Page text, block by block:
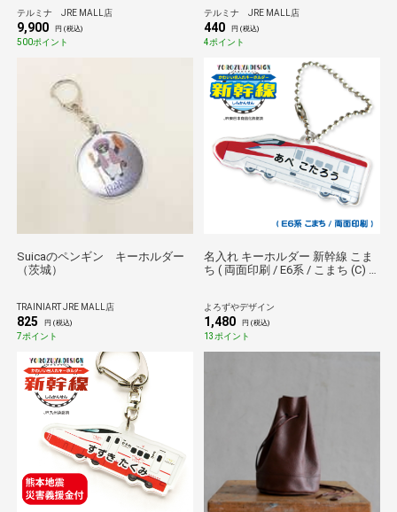
テルミナ JRE MALL店
9,900 円 (税込)
500ポイント
テルミナ JRE MALL店
440 円 (税込)
4ポイント
Suicaのペンギン キーホルダー
（茨城）
TRAINIART JRE MALL店
825 円 (税込)
7ポイント
名入れ キーホルダー 新幹線 こま
ち ( 両面印刷 / E6系 / こまち (C) /
よろずやデザイン
1,480 円 (税込)
13ポイント